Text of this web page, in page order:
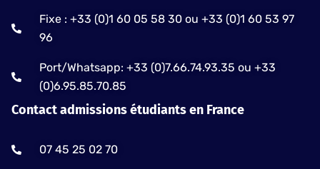
Fixe : +33 (0)1 60 05 58 30 ou +33 (0)1 60 53 97
96
Port/Whatsapp: +33 (0)7.66.74.93.35 ou +33
(0)6.95.85.70.85
Contact admissions étudiants en France
07 45 25 02 70